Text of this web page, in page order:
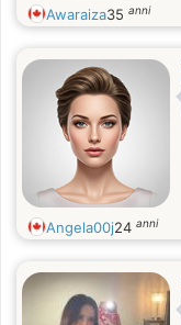
Awaraiza35 anni
Angela00j24 anni